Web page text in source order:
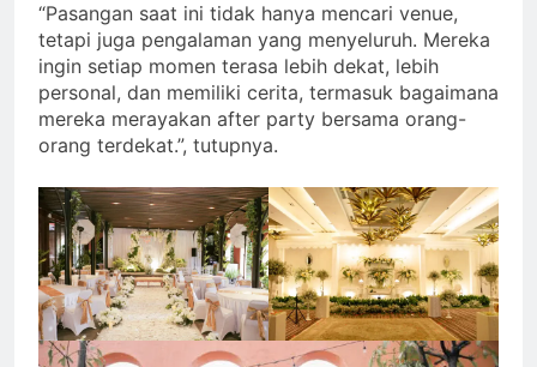
“Pasangan saat ini tidak hanya mencari venue,
tetapi juga pengalaman yang menyeluruh. Mereka
ingin setiap momen terasa lebih dekat, lebih
personal, dan memiliki cerita, termasuk bagaimana
mereka merayakan after party bersama orang-
orang terdekat.”, tutupnya.